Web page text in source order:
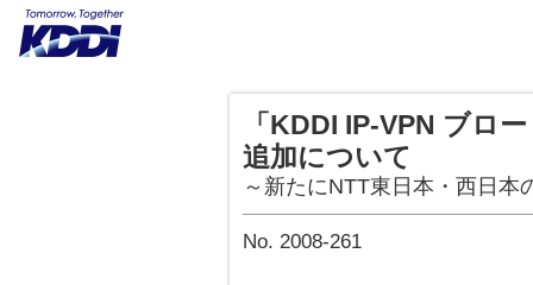
「KDDI IP-VPN ブロ
追加について
～新たにNTT東日本・西日本
No. 2008-261